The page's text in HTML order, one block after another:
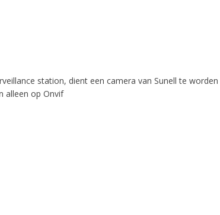
station, dient een camera van Sunell te
alleen op Onvif